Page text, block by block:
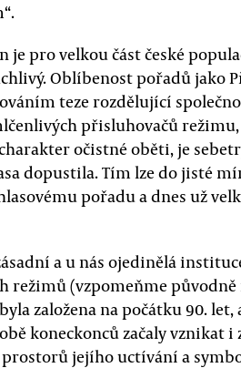
je pro velkou část české
Oblíbenost pořadů jako
teze rozdělující
přisluhovačů
očistné oběti, je
dopustila. Tím lze do jisté
pořadu a dnes už
a u nás ojedinělá
(vzpomeňme původně
založena na počátku 90.
koneckonců začaly vznikat
jejího uctívání a